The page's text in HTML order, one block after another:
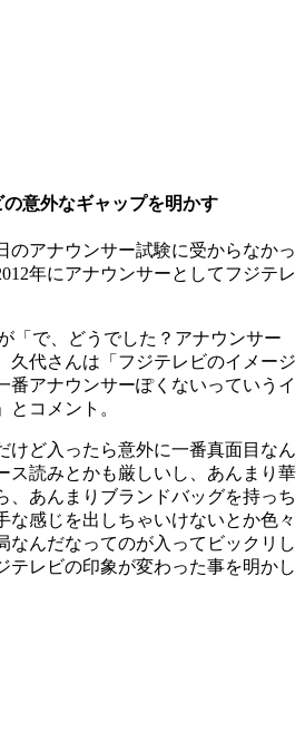
意外なギャップを明かす
のアナウンサー試験に受からなかっ
年にアナウンサーとしてフジテレ
「で、どうでした？アナウンサー
久代さんは「フジテレビのイメージ
番アナウンサーぽくないっていうイ
とコメント。
けど入ったら意外に一番真面目なん
ス読みとかも厳しいし、あんまり華
、あんまりブランドバッグを持っち
感じを出しちゃいけないとか色々
なんだなってのが入ってビックリし
テレビの印象が変わった事を明かし